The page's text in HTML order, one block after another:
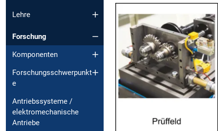
Lehre
Forschung
Komponenten
Forschungsschwerpunkt
e
Antriebssysteme /
elektromechanische
Antriebe